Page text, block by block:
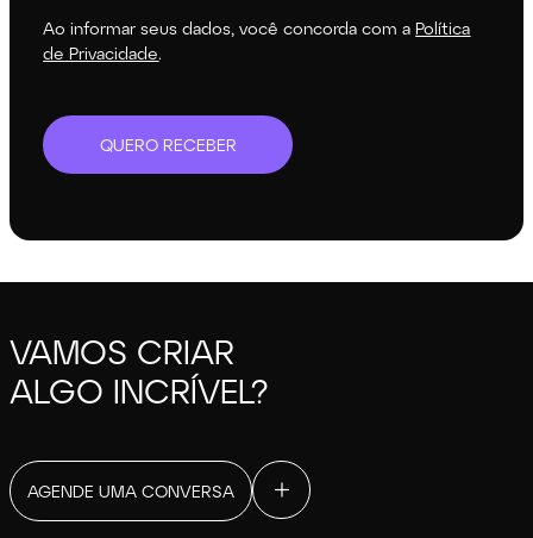
Ao informar seus dados, você concorda com aPolítica
de Privacidade.
QUERO RECEBER
VAMOS CRIAR
ALGO INCRÍVEL?
AGENDE UMA CONVERSA